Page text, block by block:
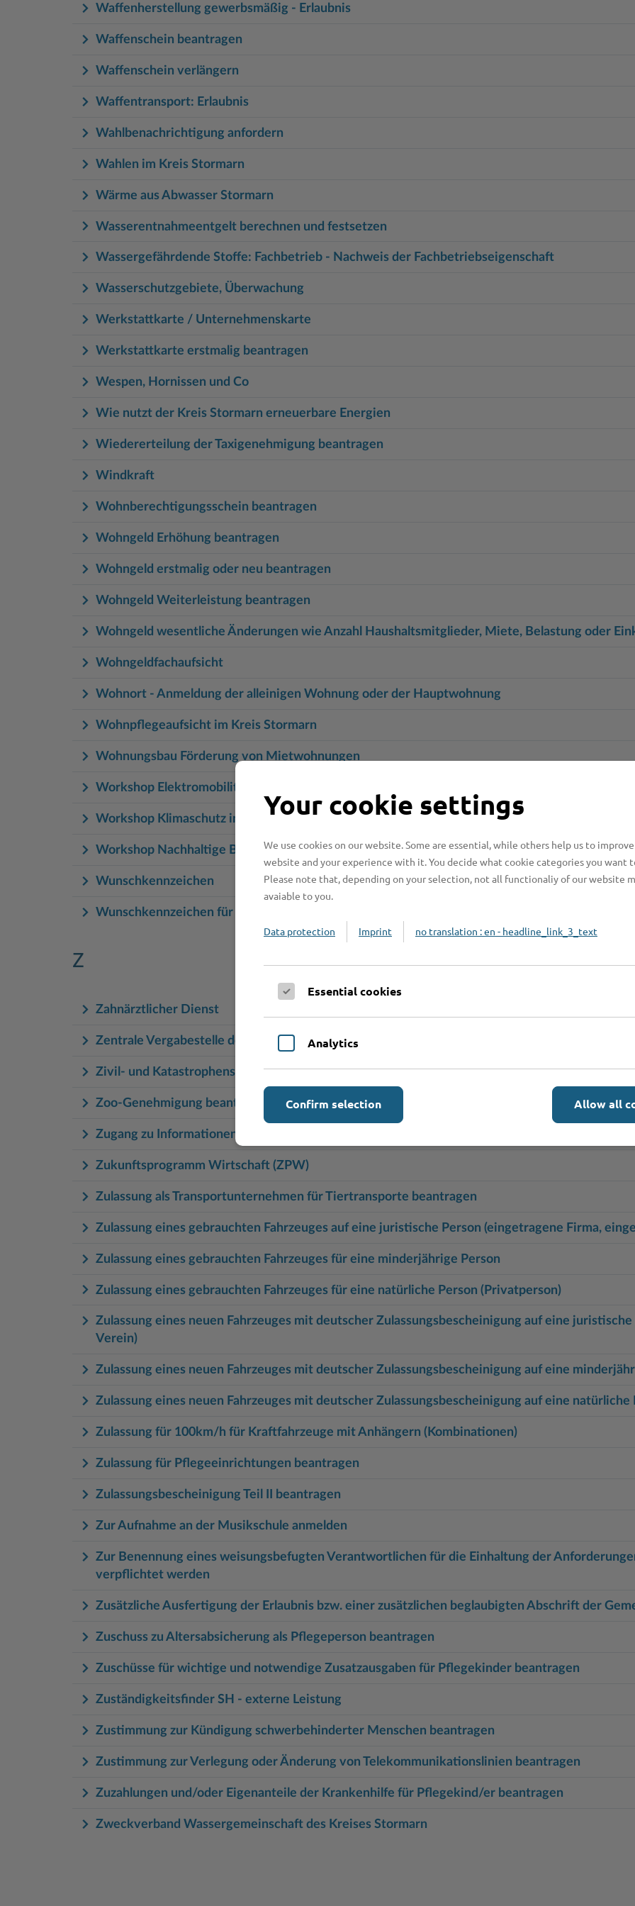
Waffenherstellung gewerbsmäßig - Erlaubnis
Waffenschein beantragen
Waffenschein verlängern
Waffentransport: Erlaubnis
Wahlbenachrichtigung anfordern
Wahlen im Kreis Stormarn
Wärme aus Abwasser Stormarn
Wasserentnahmeentgelt berechnen und festsetzen
Wassergefährdende Stoffe: Fachbetrieb - Nachweis der Fachbetriebseigenschaft
Wasserschutzgebiete, Überwachung
Werkstattkarte / Unternehmenskarte
Werkstattkarte erstmalig beantragen
Wespen, Hornissen und Co
Wie nutzt der Kreis Stormarn erneuerbare Energien
Wiedererteilung der Taxigenehmigung beantragen
Windkraft
Wohnberechtigungsschein beantragen
Wohngeld Erhöhung beantragen
Wohngeld erstmalig oder neu beantragen
Wohngeld Weiterleistung beantragen
Wohngeld wesentliche Änderungen wie Anzahl Haushaltsmitglieder, Miete, Belastung oder
Wohngeldfachaufsicht
Wohnort - Anmeldung der alleinigen Wohnung oder der Hauptwohnung
Wohnpflegeaufsicht im Kreis Stormarn
Wohnungsbau Förderung von Mietwohnungen
Workshop Elektromobilität und erneuerbare Energien - neue Mobilität auf dem Land
Workshop Klimaschutz in Schule & Kita
Workshop Nachhaltige Beschaffung Stormarn
Wunschkennzeichen
Wunschkennzeichen für ein Fahrzeug beantragen
Z
Zahnärztlicher Dienst
Zentrale Vergabestelle des Kreises Stormarn
Zivil- und Katastrophenschutz
Zoo-Genehmigung beantragen
Zugang zu Informationen bei informationspflichtigen Stellen beantragen
Zukunftsprogramm Wirtschaft (ZPW)
Zulassung als Transportunternehmen für Tiertransporte beantragen
Zulassung eines gebrauchten Fahrzeuges auf eine juristische Person (eingetragene Firma,
Zulassung eines gebrauchten Fahrzeuges für eine minderjährige Person
Zulassung eines gebrauchten Fahrzeuges für eine natürliche Person (Privatperson)
Zulassung eines neuen Fahrzeuges mit deutscher Zulassungsbescheinigung auf eine
Verein)
Zulassung eines neuen Fahrzeuges mit deutscher Zulassungsbescheinigung auf eine
Zulassung eines neuen Fahrzeuges mit deutscher Zulassungsbescheinigung auf eine natürliche
Zulassung für 100km/h für Kraftfahrzeuge mit Anhängern (Kombinationen)
Zulassung für Pflegeeinrichtungen beantragen
Zulassungsbescheinigung Teil II beantragen
Zur Aufnahme an der Musikschule anmelden
Zur Benennung eines weisungsbefugten Verantwortlichen für die Einhaltung der
verpflichtet werden
Zusätzliche Ausfertigung der Erlaubnis bzw. einer zusätzlichen beglaubigten Abschrift der
Zuschuss zu Altersabsicherung als Pflegeperson beantragen
Zuschüsse für wichtige und notwendige Zusatzausgaben für Pflegekinder beantragen
Zuständigkeitsfinder SH - externe Leistung
Zustimmung zur Kündigung schwerbehinderter Menschen beantragen
Zustimmung zur Verlegung oder Änderung von Telekommunikationslinien beantragen
Zuzahlungen und/oder Eigenanteile der Krankenhilfe für Pflegekind/er beantragen
Zweckverband Wassergemeinschaft des Kreises Stormarn
Your cookie settings
We use cookies on our website. Some are essential, while others help us to
website and your experience with it. You decide what cookie categories you want
Please note that, depending on your selection, not all functionaliy of our website
avaiable to you.
Data protection Imprint no translation : en - headline_link_3_text
Essential cookies
Analytics
Allow all
Confirm selection